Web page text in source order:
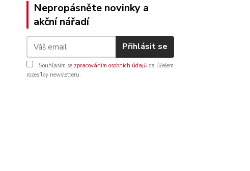
Nepropásněte novinky a
akční nářadí
Přihlásit se
Souhlasím se zpracováním osobních údajů za účelem
rozesílky newsletteru.